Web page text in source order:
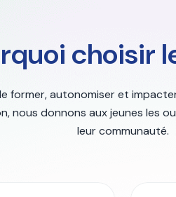
choisir
former, autonomiser et
nous donnons aux jeunes les
leur communauté.